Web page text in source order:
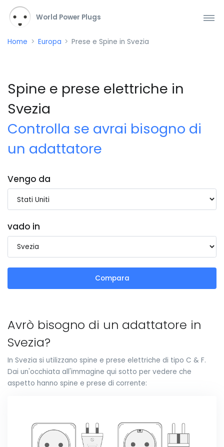
World Power Plugs
Home Europa Prese e Spine in Svezia
Spine e prese elettriche in
Svezia
Controlla se avrai bisogno di
un adattatore
Vengo da
vado in
Compara
Avrò bisogno di un adattatore in
Svezia?
In Svezia si utilizzano spine e prese elettriche di tipo C & F.
Dai un'occhiata all'immagine qui sotto per vedere che
aspetto hanno spine e prese di corrente: